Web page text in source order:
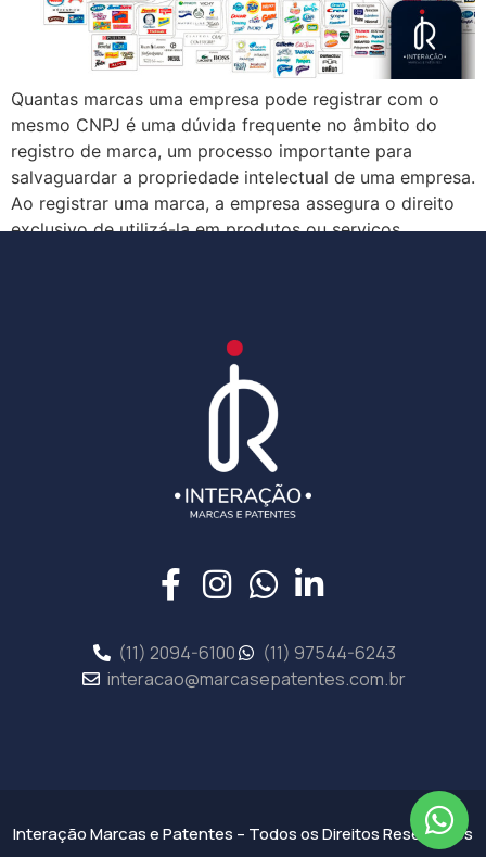
Quantas marcas uma empresa pode registrar com o
mesmo CNPJ é uma dúvida frequente no âmbito do
registro de marca, um processo importante para
salvaguardar a propriedade intelectual de uma empresa.
Ao registrar uma marca, a empresa assegura o direito
exclusivo de utilizá-la em produtos ou serviços
(11) 2094-6100
(11) 97544-6243
interacao@marcasepatentes.com.br
Interação Marcas e Patentes – Todos os Direitos Reservados